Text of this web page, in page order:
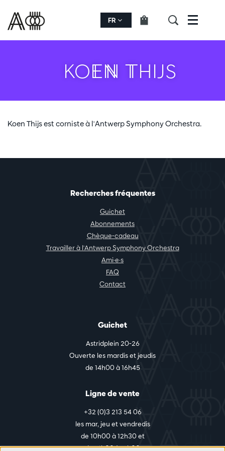
FR Menu
KOEN THIJS
Koen Thijs est corniste à l'Antwerp Symphony Orchestra.
Recherches fréquentes
Guichet
Abonnements
Chèque-cadeau
Travailler à l'Antwerp Symphony Orchestra
Ami·e·s
FAQ
Contact
Guichet
Astridplein 20-26
Ouverte les mardis et jeudis
de 14h00 à 16h45
Ligne de vente
+32 (0)3 213 54 06
les mar, jeu et vendredis
de 10h00 à 12h30 et
de 14h00 à 17h00